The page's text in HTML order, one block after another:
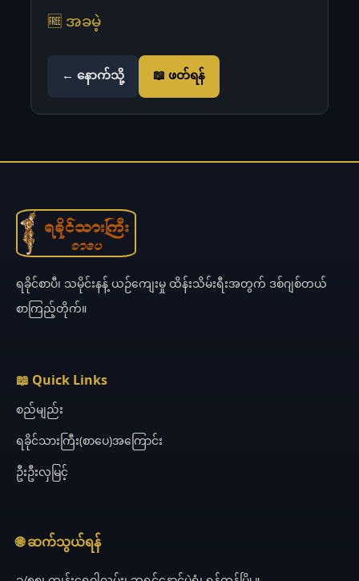
🆓 အခမဲ့
← နောက်သို့ 📖 ဖတ်ရန်
ရခိုင်စာပီ၊ သမိုင်းနန့် ယဉ်ကျေးမှု ထိန်းသိမ်းရီးအတွက် ဒစ်ဂျစ်တယ်
စာကြည့်တိုက်။
📖 Quick Links
စည်မျည်း
ရခိုင်သားကြီး(စာပေ)အကြောင်း
ဦးဦးလှမြင့်
🌐 ဆက်သွယ်ရန်